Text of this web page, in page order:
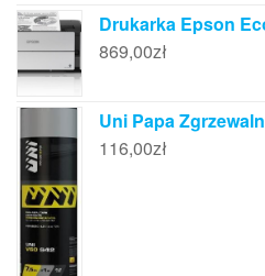
Drukarka Epson
869,00zł
Uni Papa
116,00zł